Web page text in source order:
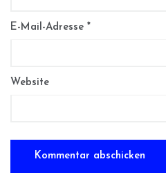
E-Mail-Adresse *
Website